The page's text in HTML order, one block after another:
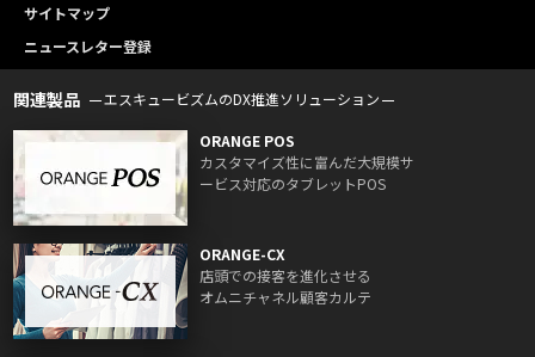
サイトマップ
ニュースレター登録
関連製品 エスキュービズムのDX推進ソリューション
ORANGE POS
カスタマイズ性に富んだ大規模サ
ービス対応のタブレットPOS
ORANGE-CX
店頭での接客を進化させる
オムニチャネル顧客カルテ